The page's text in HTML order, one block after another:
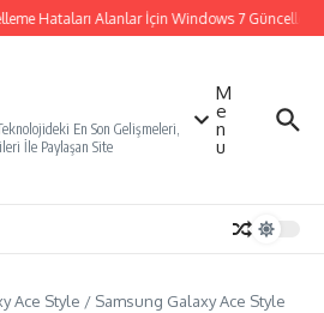
Hataları Alanlar İçin Windows 7
En Son Gelişmeleri,
İle Paylaşan Site
M
e
n
u
Ace Style / Samsung Galaxy Ace Style